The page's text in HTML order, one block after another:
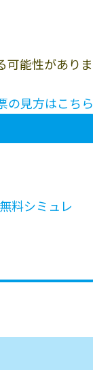
可能性がありま
の見方はこちら
無料シミュレ